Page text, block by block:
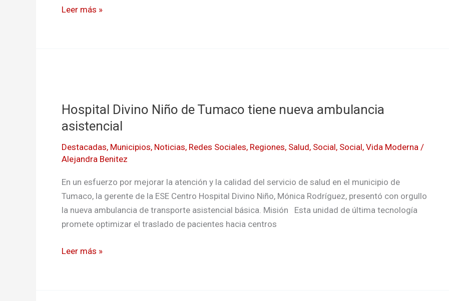
del
Leer más »
Hospital Divino Niño de Tumaco tiene nueva ambulancia
asistencial
Destacadas, Municipios, Noticias, Redes Sociales, Regiones, Salud, Social, Social, Vida Moderna /
Alejandra Benitez
En un esfuerzo por mejorar la atención y la calidad del servicio de salud en el municipio de
Tumaco, la gerente de la ESE Centro Hospital Divino Niño, Mónica Rodríguez, presentó con orgullo
la nueva ambulancia de transporte asistencial básica. Misión Esta unidad de última tecnología
promete optimizar el traslado de pacientes hacia centros
Niño
de
tiene
nueva
ambulancia
asistencial
Leer más »